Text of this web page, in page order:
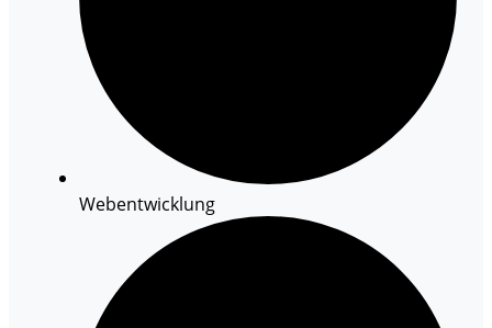
Webentwicklung